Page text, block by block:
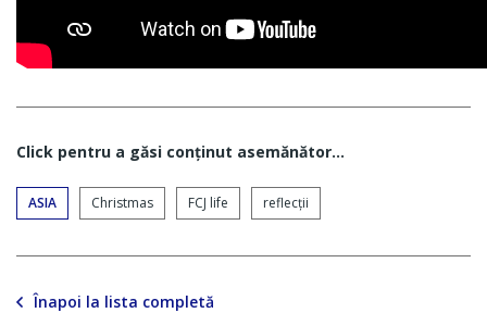
Click pentru a găsi conţinut asemănător...
ASIA Christmas FCJ life reflecții
Înapoi la lista completă